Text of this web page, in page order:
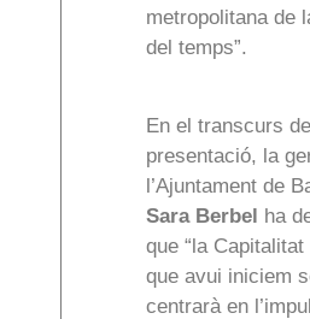
metropolitana de
del temps”.
En el transcurs
presentació, la
l’Ajuntament de
Sara Berbel ha
que “la Capitalitat
que avui iniciem
centrarà en